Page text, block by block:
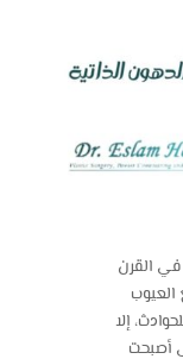
القرن
إلا
أصبحت